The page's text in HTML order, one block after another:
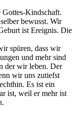
Gottes-Kindschaft.
bewusst. Wir
ist Ereignis. Die
spüren, dass wir
und mehr sind
der wir leben. Der
wir uns zutiefst
Es ist ein
ist, weil er mehr ist